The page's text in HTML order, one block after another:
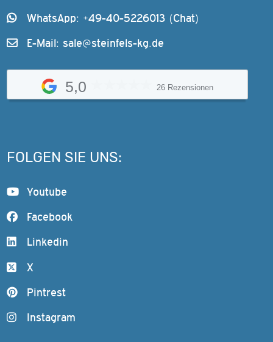
WhatsApp: +49-40-5226013 (Chat)
E-Mail: sale@steinfels-kg.de
5,0 26 Rezensionen
FOLGEN SIE UNS:
Youtube
Facebook
Linkedin
X
Pintrest
Instagram